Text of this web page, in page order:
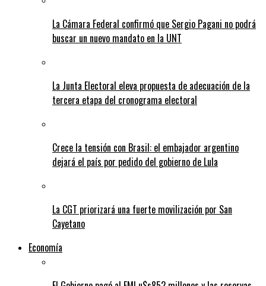
La Cámara Federal confirmó que Sergio Pagani no podrá
buscar un nuevo mandato en la UNT
La Junta Electoral eleva propuesta de adecuación de la
tercera etapa del cronograma electoral
Crece la tensión con Brasil: el embajador argentino
dejará el país por pedido del gobierno de Lula
La CGT priorizará una fuerte movilización por San
Cayetano
Economía